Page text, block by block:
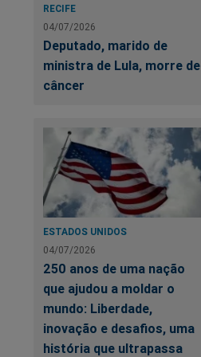
RECIFE
04/07/2026
Deputado, marido de
ministra de Lula, morre de
câncer
ESTADOS UNIDOS
04/07/2026
250 anos de uma nação
que ajudou a moldar o
mundo: Liberdade,
inovação e desafios, uma
história que ultrapassa